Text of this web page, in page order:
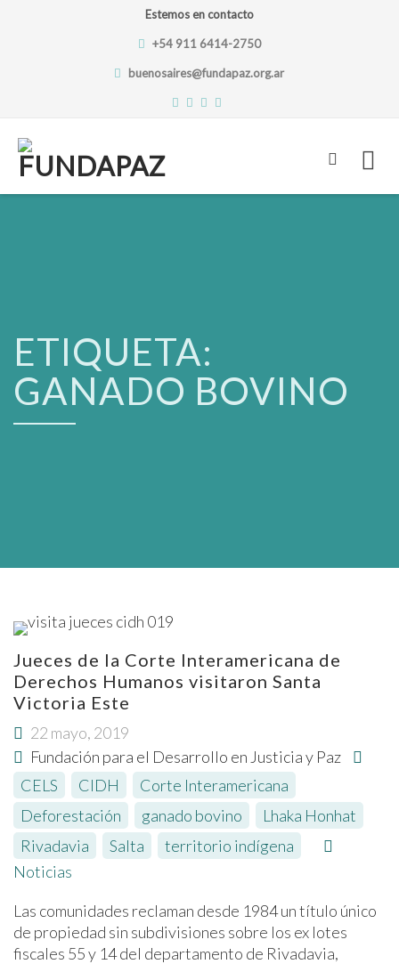
Estemos en contacto
+54 911 6414-2750
buenosaires@fundapaz.org.ar
Skip
ETIQUETA:
GANADO BOVINO
Jueces de la Corte Interamericana de
Derechos Humanos visitaron Santa
Victoria Este
22 mayo, 2019
Fundación para el Desarrollo en Justicia y Paz
CELS
CIDH Corte Interamericana
Deforestación
ganado bovino Lhaka Honhat
Rivadavia
Salta
territorio indígena
Noticias
Las comunidades reclaman desde 1984 un título único
de propiedad sin subdivisiones sobre los ex lotes
fiscales 55 y 14 del departamento de Rivadavia,